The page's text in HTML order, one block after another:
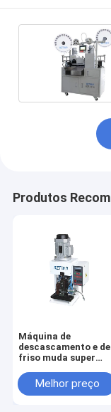
Produtos
Máquina de
descascamento e de
friso muda super
fio bonde/cabo com
modo terminal do
Melhor preço